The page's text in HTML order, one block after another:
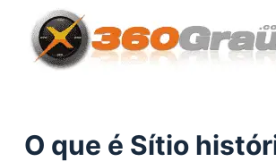
pO que é Sítio